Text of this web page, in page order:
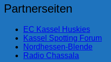
Partnerseiten
EC Kassel Huskies
Kassel Spotting Forum
Nordhessen-Blende
Radio Chassala